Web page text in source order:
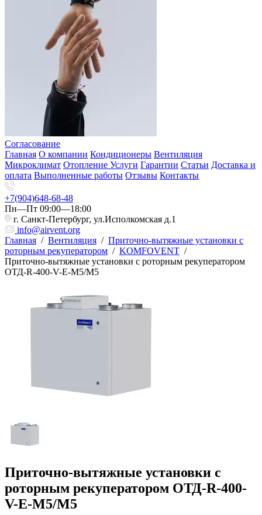
Согласование
Главная О компании Кондиционеры Вентиляция
Микроклимат Отопление Услуги Гарантии Статьи Доставка и
оплата Выполненные работы Отзывы Контакты
+7(904)648-68-48
Пн—Пт 09:00—18:00
г. Санкт-Петербург, ул.Исполкомская д.1
info@airvent.org
Главная / Вентиляция / Приточно-вытяжные установки с
роторным рекуператором / KOMFOVENT /
Приточно-вытяжные установки с роторным рекуператором
ОТД-R-400-V-E-M5/M5
Приточно-вытяжные установки с
роторным рекуператором ОТД-R-400-
V-E-M5/M5